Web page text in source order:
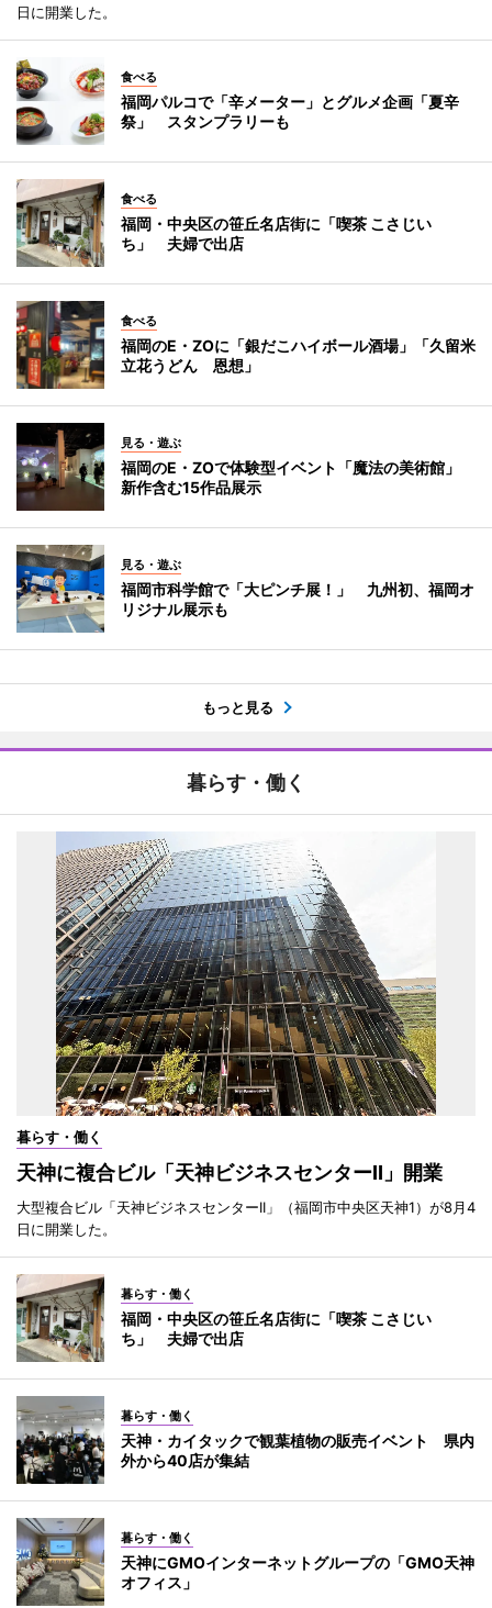
日に開業した。
食べる
福岡パルコで「辛メーター」とグルメ企画「夏辛
祭」 スタンプラリーも
食べる
福岡・中央区の笹丘名店街に「喫茶 こさじい
ち」 夫婦で出店
食べる
福岡のE・ZOに「銀だこハイボール酒場」「久留米
立花うどん 恩想」
見る・遊ぶ
福岡のE・ZOで体験型イベント「魔法の美術館」
新作含む15作品展示
見る・遊ぶ
福岡市科学館で「大ピンチ展！」 九州初、福岡オ
リジナル展示も
もっと見る
暮らす・働く
暮らす・働く
天神に複合ビル「天神ビジネスセンターII」開業
大型複合ビル「天神ビジネスセンターII」（福岡市中央区天神1）が8月4
日に開業した。
暮らす・働く
福岡・中央区の笹丘名店街に「喫茶 こさじい
ち」 夫婦で出店
暮らす・働く
天神・カイタックで観葉植物の販売イベント 県内
外から40店が集結
暮らす・働く
天神にGMOインターネットグループの「GMO天神
オフィス」